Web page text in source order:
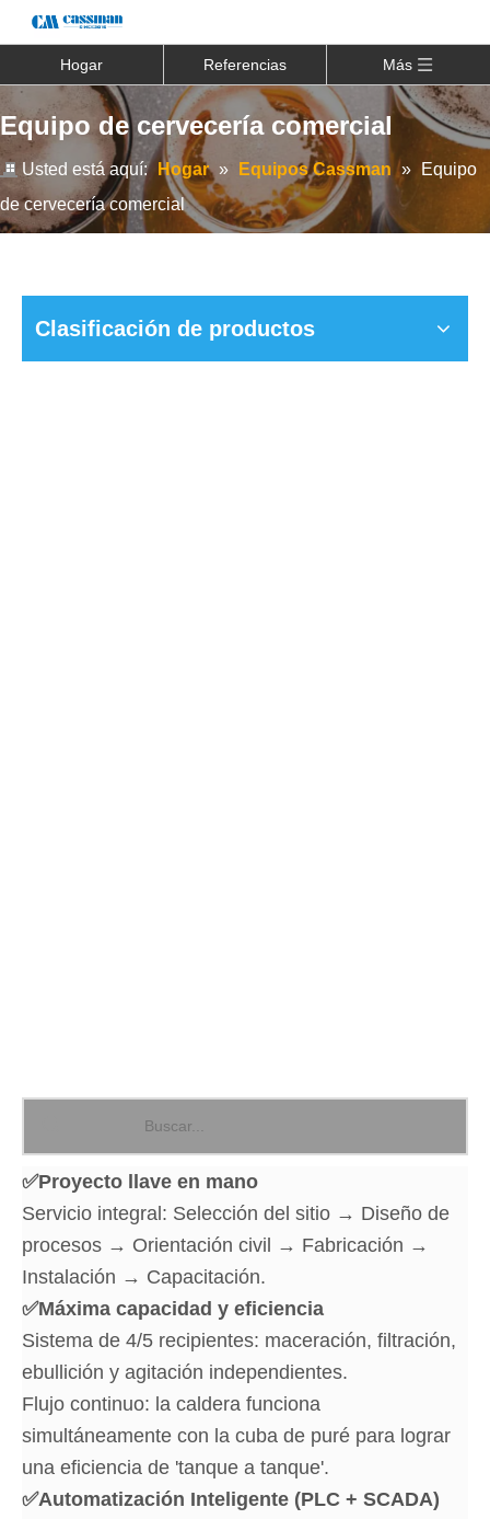
Hogar Referencias Más
Equipo de cervecería comercial
Usted está aquí: Hogar » Equipos Cassman »
Equipo
de cervecería comercial
Clasificación de productos
✅Proyecto llave en mano
Servicio integral: Selección del sitio → Diseño de
procesos → Orientación civil → Fabricación →
Instalación → Capacitación.
✅Máxima capacidad y eficiencia
Sistema de 4/5 recipientes: maceración, filtración,
ebullición y agitación independientes.
Flujo continuo: la caldera funciona
simultáneamente con la cuba de puré para lograr
una eficiencia de 'tanque a tanque'.
✅Automatización Inteligente (PLC + SCADA)